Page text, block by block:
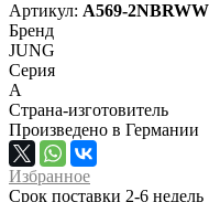
Артикул: A569-2NBRWW
Бренд
JUNG
Серия
A
Страна-изготовитель
Произведено в Германии
Избранное
Срок поставки 2-6 недель